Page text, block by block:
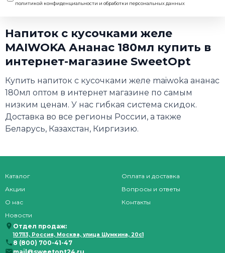
политикой конфиденциальности и обработки персональных данных
Напиток с кусочками желе
MAIWOKA Ананас 180мл купить в
интернет-магазине SweetOpt
Купить напиток с кусочками желе maiwoka ананас
180мл оптом в интернет магазине по самым
низким ценам. У нас гибкая система скидок.
Доставка во все регионы России, а также
Беларусь, Казахстан, Киргизию.
Каталог
Акции
О нас
Новости
Оплата и доставка
Вопросы и ответы
Контакты
Отдел продаж:
107113, Россия, Москва, улица Шумкина, 20с1
8 (800) 700-41-47